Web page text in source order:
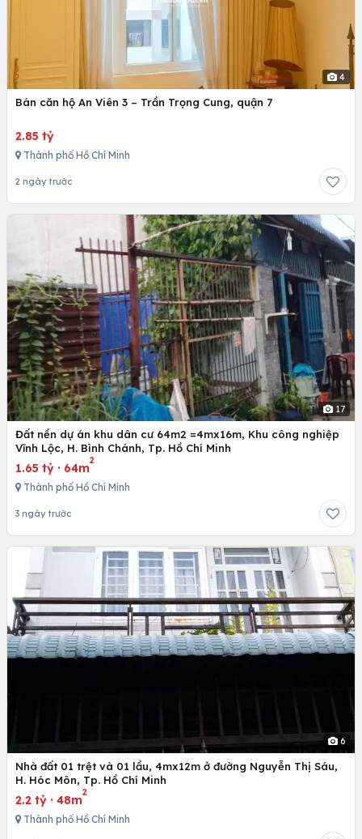
4
Bán căn hộ An Viên 3 – Trần Trọng Cung, quận 7
2.85 tỷ
Thành phố Hồ Chí Minh
2 ngày trước
17
Đất nền dự án khu dân cư 64m2 =4mx16m, Khu công nghiệp
Vĩnh Lộc, H. Bình Chánh, Tp. Hồ Chí Minh
1.65 tỷ · 64m
2
Thành phố Hồ Chí Minh
3 ngày trước
6
Nhà đất 01 trệt và 01 lầu, 4mx12m ở đường Nguyễn Thị Sáu,
H. Hóc Môn, Tp. Hồ Chí Minh
2.2 tỷ · 48m
2
Thành phố Hồ Chí Minh